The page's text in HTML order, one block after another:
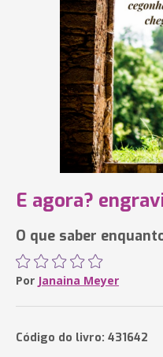
E agora?
O que saber
Por Janaina Meyer
Código do livro: 431642